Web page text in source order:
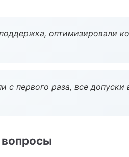
оптимизировали
с первого раза, все